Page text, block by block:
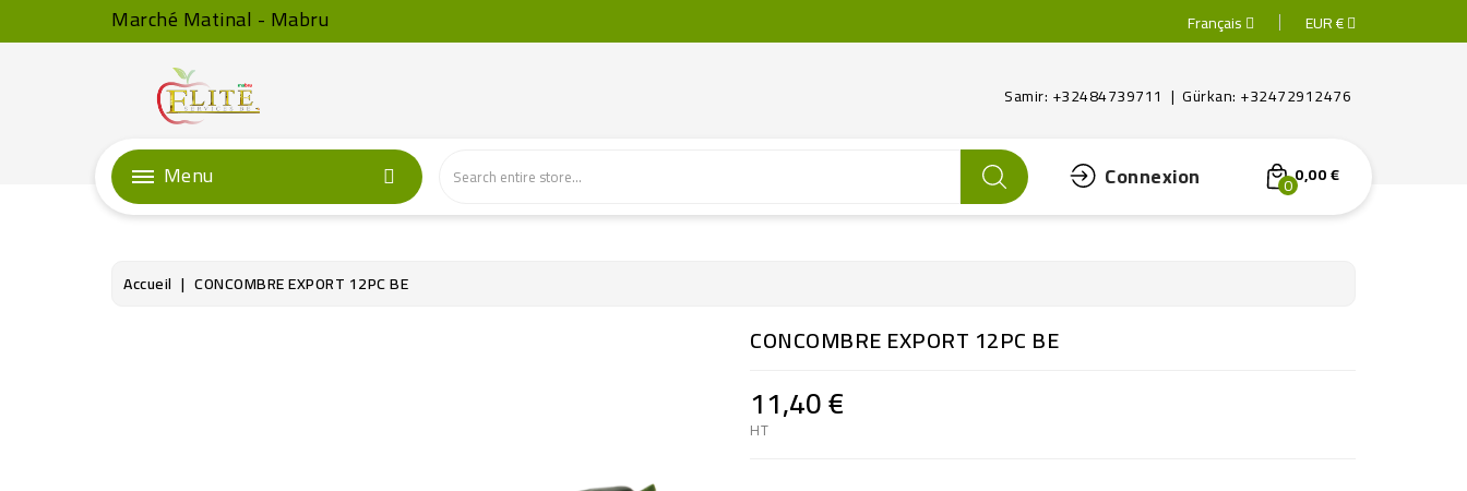
Marché Matinal - Mabru Français EUR €
Samir: +32484739711 | Gürkan: +32472912476
Menu Connexion 00,00 €
Accueil CONCOMBRE EXPORT 12PC BE
CONCOMBRE EXPORT 12PC BE
11,40 €
HT